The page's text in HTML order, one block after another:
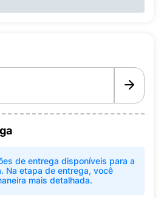
de entrega disponíveis para a
Na etapa de entrega, você
mais detalhada.